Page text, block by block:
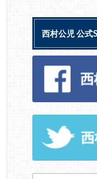
西村公児 公式